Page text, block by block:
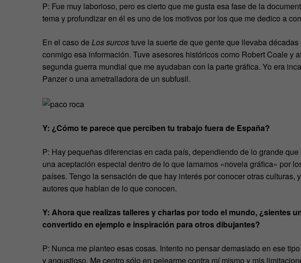
P: Fue muy laborioso, pero es cierto que me gusta esa fase de la
tema y profundizar en él es uno de los motivos por los que me dedico a
En el caso de Los surcostuve la suerte de que gente que llevaba
conmigo esa información. Tuve asesores históricos como Robert Coale y
segunda guerra mundial que me ayudaban con la parte gráfica. Yo era
Panzer o una ametralladora de un subfusil.
Y: ¿Cómo te parece que perciben tu trabajo fuera de España?
P: Hay pequeñas diferencias en cada país, dependiendo de lo grande
una aceptación especial dentro de lo que lamamos «novela gráfica» por
países. Tengo la sensación de que hay interés por conocer otras culturas,
autores que hablan de lo que conocen.
Y: Ahora que realizas talleres y charlas por todo el mundo, ¿sientes
convertido en ejemplo e inspiración para otros dibujantes?
P: Nunca me planteo esas cosas. Intento no pensar demasiado en ese
y angustioso. Me centro sólo en pelearme contra mí mismo y mis